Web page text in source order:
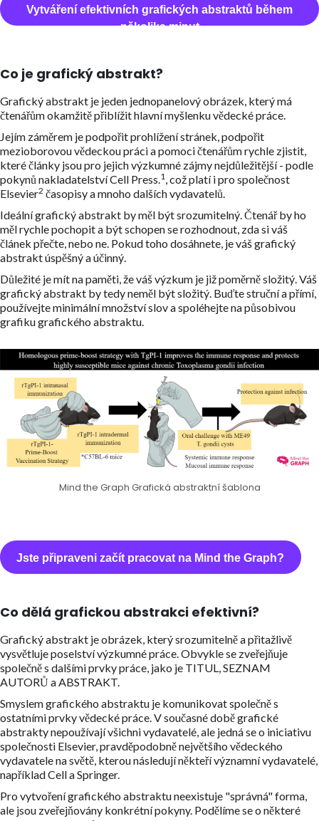
Vytváření efektivních grafických abstraktů během
několika minut
Co je grafický abstrakt?
Grafický abstrakt je jeden jednopanelový obrázek, který má
čtenářům okamžitě přiblížit hlavní myšlenku vědecké práce.
Jejím záměrem je podpořit prohlížení stránek, podpořit
mezioborovou vědeckou práci a pomoci čtenářům rychle zjistit,
které články jsou pro jejich výzkumné zájmy nejdůležitější - podle
pokynů nakladatelství Cell Press. 1 , což platí i pro společnost
Elsevier2 časopisy a mnoho dalších vydavatelů.
Ideální grafický abstrakt by měl být srozumitelný. Čtenář by ho
měl rychle pochopit a být schopen se rozhodnout, zda si váš
článek přečte, nebo ne. Pokud toho dosáhnete, je váš grafický
abstrakt úspěšný a účinný.
Důležité je mít na paměti, že váš výzkum je již poměrně složitý. Váš
grafický abstrakt by tedy neměl být složitý. Buďte struční a přímí,
používejte minimální množství slov a spoléhejte na působivou
grafiku grafického abstraktu.
Mind the Graph Grafická abstraktní šablona
Jste připraveni začít pracovat na Mind the Graph?
Co dělá grafickou abstrakci efektivní?
Grafický abstrakt je obrázek, který srozumitelně a přitažlivě
vysvětluje poselství výzkumné práce. Obvykle se zveřejňuje
společně s dalšími prvky práce, jako je TITUL, SEZNAM
AUTORŮ a ABSTRAKT.
Smyslem grafického abstraktu je komunikovat společně s
ostatními prvky vědecké práce. V současné době grafické
abstrakty nepoužívají všichni vydavatelé, ale jedná se o iniciativu
společnosti Elsevier, pravděpodobně největšího vědeckého
vydavatele na světě, kterou následují někteří významní vydavatelé,
například Cell a Springer.
Pro vytvoření grafického abstraktu neexistuje "správná" forma,
ale jsou zveřejňovány konkrétní pokyny. Podělíme se o některé